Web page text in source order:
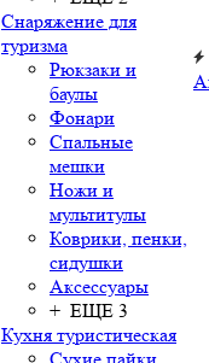
Снаряжение для
туризма
Рюкзаки и
баулы
Фонари
Спальные
мешки
Ножи и
мультитулы
Коврики, пенки,
сидушки
Аксессуары
+ ЕЩЕ 3
Кухня туристическая